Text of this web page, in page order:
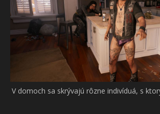
V domoch sa skrývajú rôzne indivíduá, s